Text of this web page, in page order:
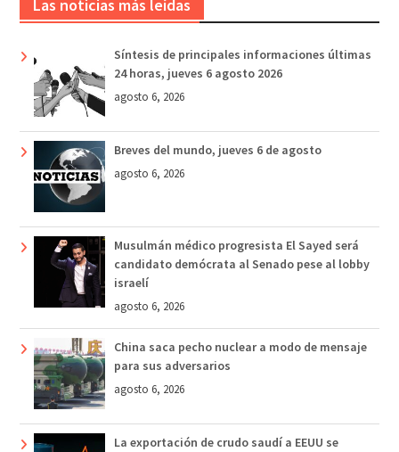
Las noticias más leídas
Síntesis de principales informaciones últimas
24 horas, jueves 6 agosto 2026
agosto 6, 2026
Breves del mundo, jueves 6 de agosto
agosto 6, 2026
Musulmán médico progresista El Sayed será
candidato demócrata al Senado pese al lobby
israelí
agosto 6, 2026
China saca pecho nuclear a modo de mensaje
para sus adversarios
agosto 6, 2026
La exportación de crudo saudí a EEUU se